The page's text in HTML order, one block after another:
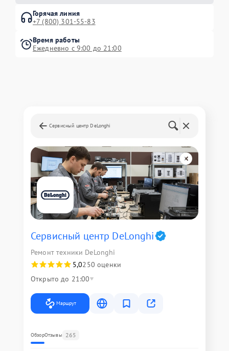
Горячая линия
+7 (800) 301-55-83
Время работы
Ежедневно с 9:00 до 21:00
Сервисный центр DeLonghi
Сервисный центр DeLonghi
Ремонт техники DeLonghi
5,0250 оценки
Открыто до 21:00
Маршрут
ОбзорОтзывы 265